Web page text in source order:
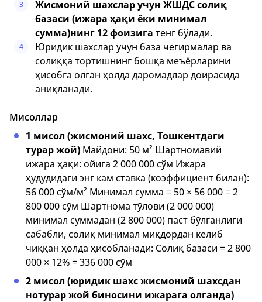
3
Жисмоний шахслар учун ЖШДС солиқ
базаси (ижара ҳақи ёки минимал
сумма)нинг 12 фоизига тенг бўлади.
4
Юридик шахслар учун база чегирмалар ва
солиққа тортишнинг бошқа меъёрларини
ҳисобга олган ҳолда даромадлар доирасида
аниқланади.
Мисоллар
1 мисол (жисмоний шахс, Тошкентдаги
турар жой) Майдони: 50 м² Шартномавий
ижара ҳақи: ойига 2 000 000 сўм Ижара
ҳудудидаги энг кам ставка (коэффициент билан):
56 000 сўм/м² Минимал сумма = 50 × 56 000 = 2
800 000 сўм Шартнома тўлови (2 000 000)
минимал суммадан (2 800 000) паст бўлганлиги
сабабли, солиқ минимал миқдордан келиб
чиққан ҳолда ҳисобланади: Солиқ базаси = 2 800
000 × 12% = 336 000 сўм
2 мисол (юридик шахс жисмоний шахсдан
нотурар жой биносини ижарага олганда)